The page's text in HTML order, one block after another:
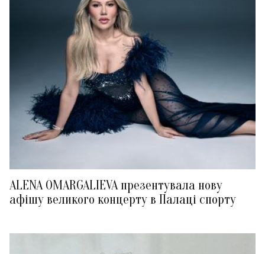
ALENA OMARGALIEVA презентувала нову
афішу великого концерту в Палаці спорту